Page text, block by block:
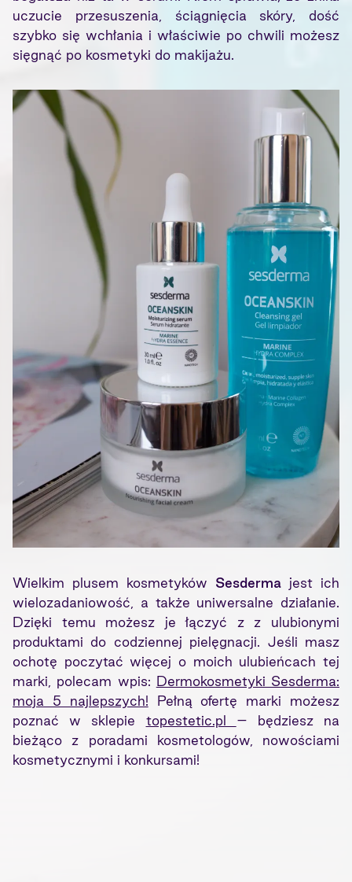
uczucie przesuszenia, ściągnięcia skóry, dość
szybko się wchłania i właściwie po chwili możesz
sięgnąć po kosmetyki do makijażu.
Wielkim plusem kosmetyków Sesderma jest ich
wielozadaniowość, a także uniwersalne działanie.
Dzięki temu możesz je łączyć z z ulubionymi
produktami do codziennej pielęgnacji. Jeśli masz
ochotę poczytać więcej o moich ulubieńcach tej
marki, polecam wpis: Dermokosmetyki Sesderma:
moja 5 najlepszych! Pełną ofertę marki możesz
poznać w sklepie topestetic.pl – będziesz na
bieżąco z poradami kosmetologów, nowościami
kosmetycznymi i konkursami!